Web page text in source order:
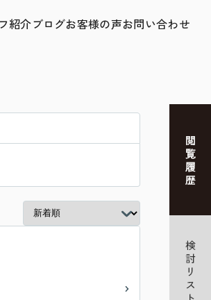
紹介ブログお客様の声お問い合わせ